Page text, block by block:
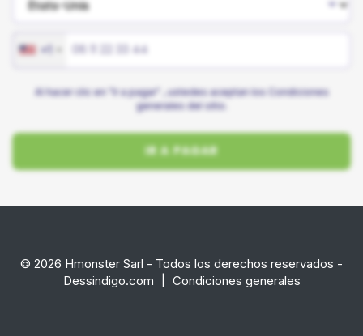
+1
Al hacer clic en "Ir a pagar" , ustedes aceptan los
Condiciones
generalesdel sitio.
IR A PAGAR
© 2026 Hmonster Sarl - Todos los derechos reservados -
Dessindigo.com
Condiciones generales